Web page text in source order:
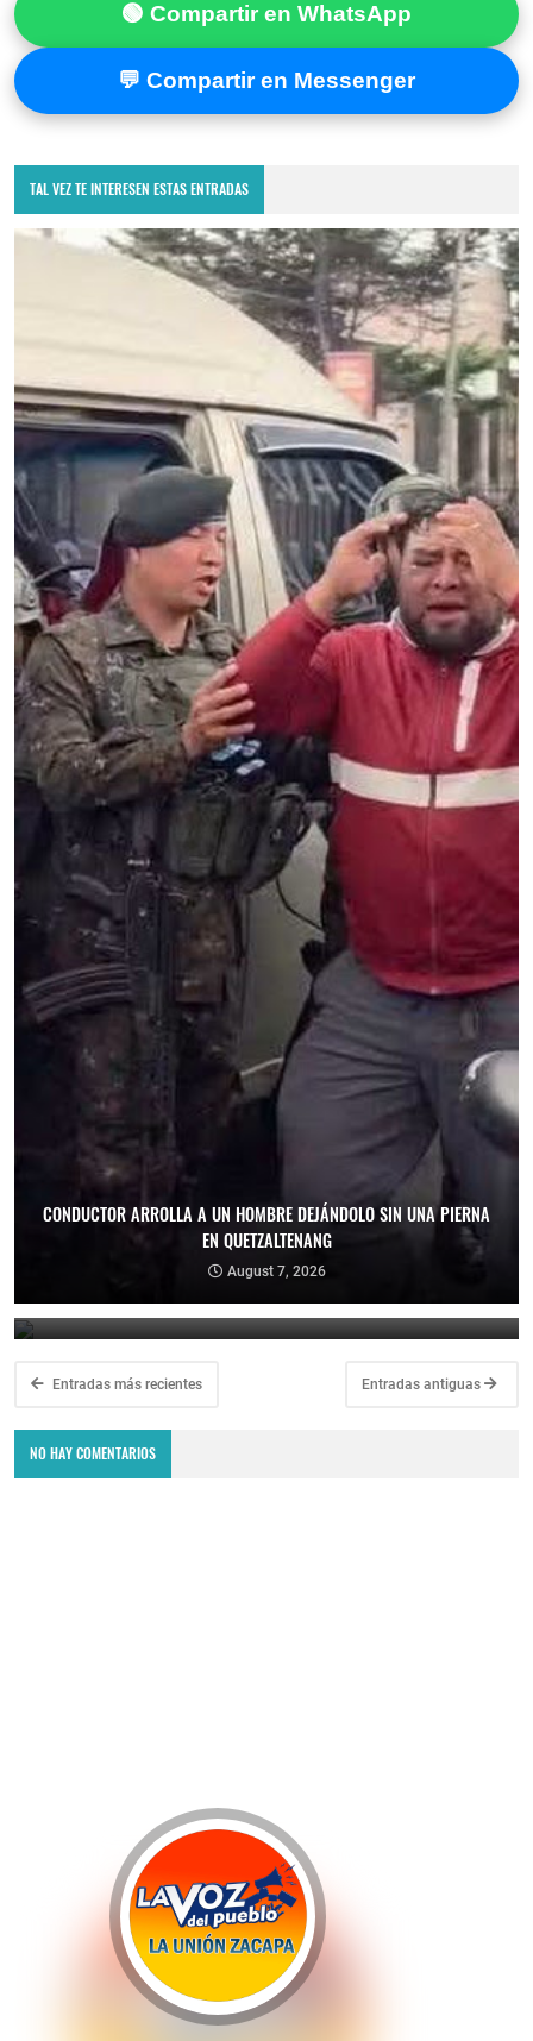
🟢 Compartir en WhatsApp
💬 Compartir en Messenger
TAL VEZ TE INTERESEN ESTAS ENTRADAS
CONDUCTOR ARROLLA A UN HOMBRE DEJÁNDOLO SIN UNA PIERNA
EN QUETZALTENANG
August 7, 2026
ATENCIÓN, VECINOS DE LA UNIÓN, ZACAPA
August 7, 2026
Entradas más recientes Entradas antiguas
NO HAY COMENTARIOS